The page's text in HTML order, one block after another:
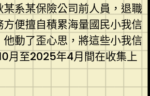
某系某保險公司前人員，退職
便擅自積累海量國民小我信
動了歪心思，將這些小我信
月至2025年4月間在收集上